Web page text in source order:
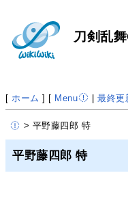
刀剣乱
[ ホーム ] [ Menu |最終更
> 平野藤四郎 特
平野藤四郎 特